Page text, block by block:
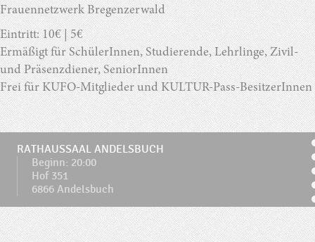
Frauennetzwerk Bregenzerwald
Eintritt: 10€ | 5€
Ermäßigt für SchülerInnen, Studierende, Lehrlinge, Zivil-
und Präsenzdiener, SeniorInnen
Frei für KUFO-Mitglieder und KULTUR-Pass-BesitzerInnen
RATHAUSSAAL ANDELSBUCH
Beginn: 20:00
Hof 351
6866 Andelsbuch